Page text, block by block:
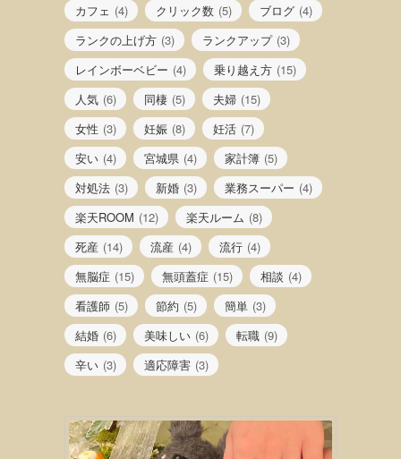
カフェ (4) クリック数 (5) ブログ (4)
ランクの上げ方 (3) ランクアップ (3)
レインボーベビー (4) 乗り越え方 (15)
人気 (6) 同棲 (5) 夫婦 (15)
女性 (3) 妊娠 (8) 妊活 (7)
安い (4) 宮城県 (4) 家計簿 (5)
対処法 (3) 新婚 (3) 業務スーパー (4)
楽天ROOM (12) 楽天ルーム (8)
死産 (14) 流産 (4) 流行 (4)
無脳症 (15) 無頭蓋症 (15) 相談 (4)
看護師 (5) 節約 (5) 簡単 (3)
結婚 (6) 美味しい (6) 転職 (9)
辛い (3) 適応障害 (3)